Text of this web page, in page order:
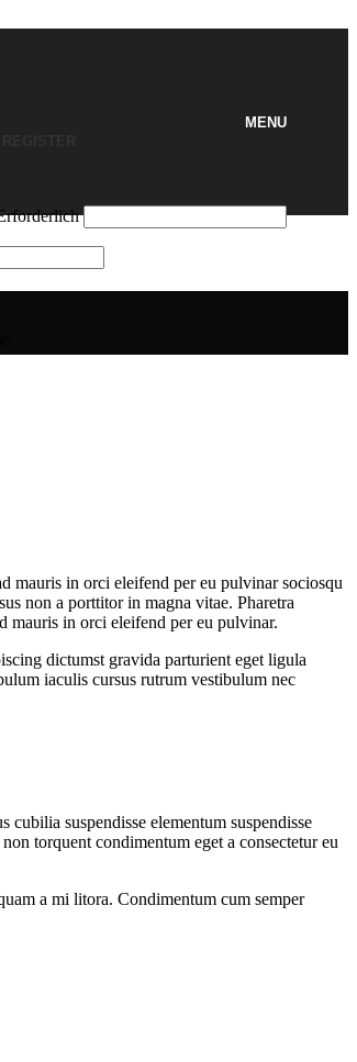
MENU
mauris in orci eleifend per eu pulvinar sociosqu
non a porttitor in magna vitae. Pharetra
mauris in orci eleifend per eu pulvinar.
dictumst gravida parturient eget ligula
iaculis cursus rutrum vestibulum nec
suspendisse elementum suspendisse
torquent condimentum eget a consectetur eu
a mi litora. Condimentum cum semper